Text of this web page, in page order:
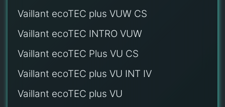
Vaillant ecoTEC plus VUW CS
Vaillant ecoTEC INTRO VUW
Vaillant ecoTEC Plus VU CS
Vaillant ecoTEC plus VU INT IV
Vaillant ecoTEC plus VU